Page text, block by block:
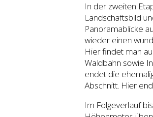
In der zweiten
Landschaftsbild
Panoramablicke
wieder einen
Hier findet man
Waldbahn sowie
endet die
Abschnitt. Hier
Im Folgeverlauf